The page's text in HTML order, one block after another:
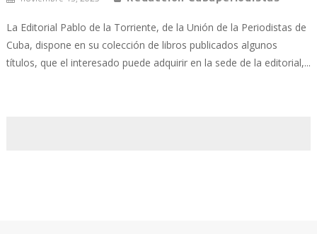
La Editorial Pablo de la Torriente, de la Unión de la Periodistas de
Cuba, dispone en su colección de libros publicados algunos
títulos, que el interesado puede adquirir en la sede de la editorial,...